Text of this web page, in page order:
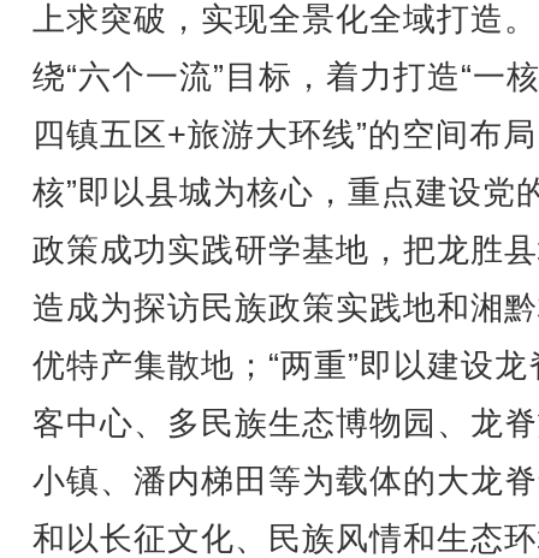
上求突破，实现全景化全域打造
绕“六个一流”目标，着力打造“一
四镇五区+旅游大环线”的空间布
核”即以县城为核心，重点建设党
政策成功实践研学基地，把龙胜
造成为探访民族政策实践地和湘
优特产集散地；“两重”即以建设龙
客中心、多民族生态博物园、龙
小镇、潘内梯田等为载体的大龙
和以长征文化、民族风情和生态